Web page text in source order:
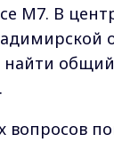
М7. В
вопросов